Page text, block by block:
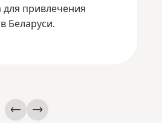
для привлечения
Беларуси.